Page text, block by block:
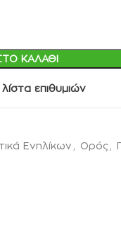
ΚΑΛΆΘΙ
επιθυμιών
Ενηλίκων , Ορός ,